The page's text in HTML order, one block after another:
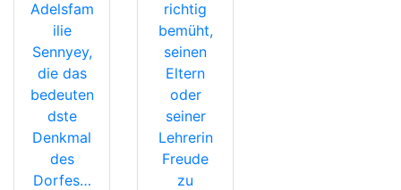
Adelsfam
ilie
Sennyey,
die das
bedeuten
dste
Denkmal
des
Dorfes…
richtig
bemüht,
seinen
Eltern
oder
seiner
Lehrerin
Freude
zu